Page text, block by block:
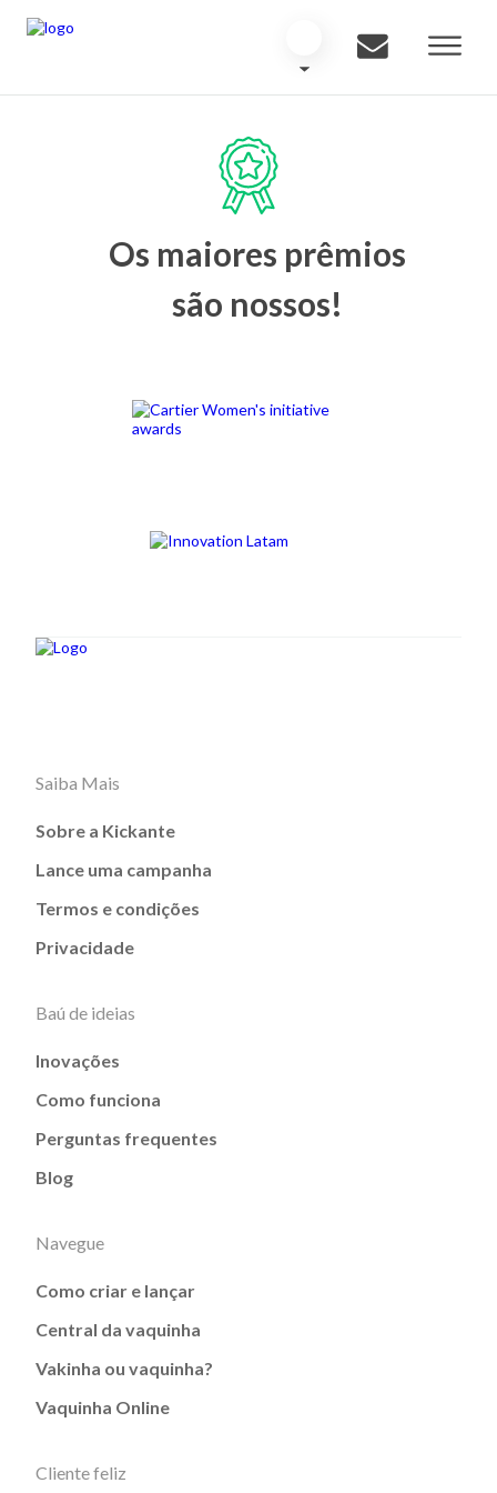
Os maiores prêmios
são nossos!
Saiba Mais
Sobre a Kickante
Lance uma campanha
Termos e condições
Privacidade
Baú de ideias
Inovações
Como funciona
Perguntas frequentes
Blog
Navegue
Como criar e lançar
Central da vaquinha
Vakinha ou vaquinha?
Vaquinha Online
Cliente feliz